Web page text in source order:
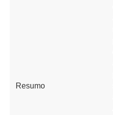
Resumo